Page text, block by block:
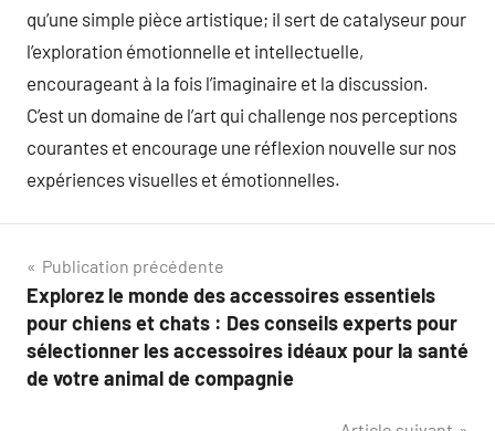
qu’une simple pièce artistique; il sert de catalyseur pour
l’exploration émotionnelle et intellectuelle,
encourageant à la fois l’imaginaire et la discussion.
C’est un domaine de l’art qui challenge nos perceptions
courantes et encourage une réflexion nouvelle sur nos
expériences visuelles et émotionnelles.
Navigation
de
l’article
Publication précédente
Explorez le monde des accessoires essentiels
pour chiens et chats : Des conseils experts pour
sélectionner les accessoires idéaux pour la santé
de votre animal de compagnie